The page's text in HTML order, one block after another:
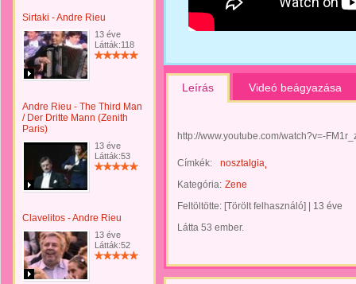
Sirtaki - Andre Rieu
13 éve
Látták:118
Andre Rieu - The Third Man
/ Der Dritte Mann (Zenith
Paris)
13 éve
Látták:53
Clavelitos - Andre Rieu
13 éve
Látták:52
Leírás Videó beágyazása
http://www.youtube.com/watch?v=-
Címkék:
nosztalgia
Kategória: Zene
Feltöltötte: [Törölt felhasználó]
13 éve
Látta 53 ember.